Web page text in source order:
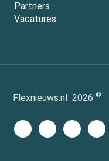
Partners
Vacatures
Flexnieuws.nl 2026 ©